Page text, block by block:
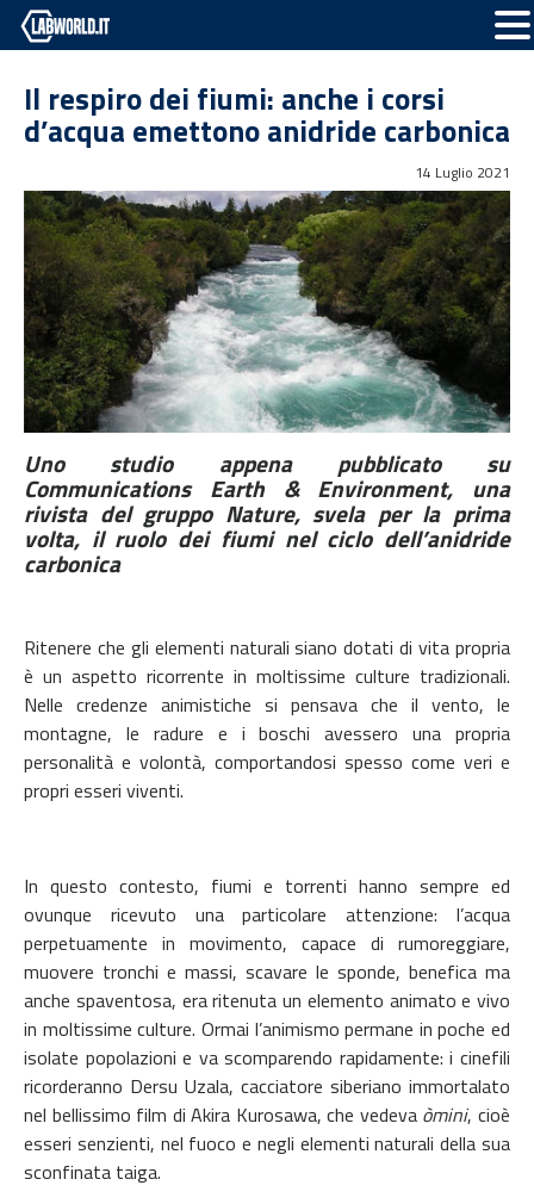
Il respiro dei fiumi: anche i corsi
d’acqua emettono anidride carbonica
14 Luglio 2021
Uno studio appena pubblicato su
Communications Earth & Environment, una
rivista del gruppo Nature, svela per la prima
volta, il ruolo dei fiumi nel ciclo dell’anidride
carbonica
Ritenere che gli elementi naturali siano dotati di vita propria
è un aspetto ricorrente in moltissime culture tradizionali.
Nelle credenze animistiche si pensava che il vento, le
montagne, le radure e i boschi avessero una propria
personalità e volontà, comportandosi spesso come veri e
propri esseri viventi.
In questo contesto, fiumi e torrenti hanno sempre ed
ovunque ricevuto una particolare attenzione: l’acqua
perpetuamente in movimento, capace di rumoreggiare,
muovere tronchi e massi, scavare le sponde, benefica ma
anche spaventosa, era ritenuta un elemento animato e vivo
in moltissime culture. Ormai l’animismo permane in poche ed
isolate popolazioni e va scomparendo rapidamente: i cinefili
ricorderanno Dersu Uzala, cacciatore siberiano immortalato
nel bellissimo film di Akira Kurosawa, che vedeva òmini, cioè
esseri senzienti, nel fuoco e negli elementi naturali della sua
sconfinata taiga.